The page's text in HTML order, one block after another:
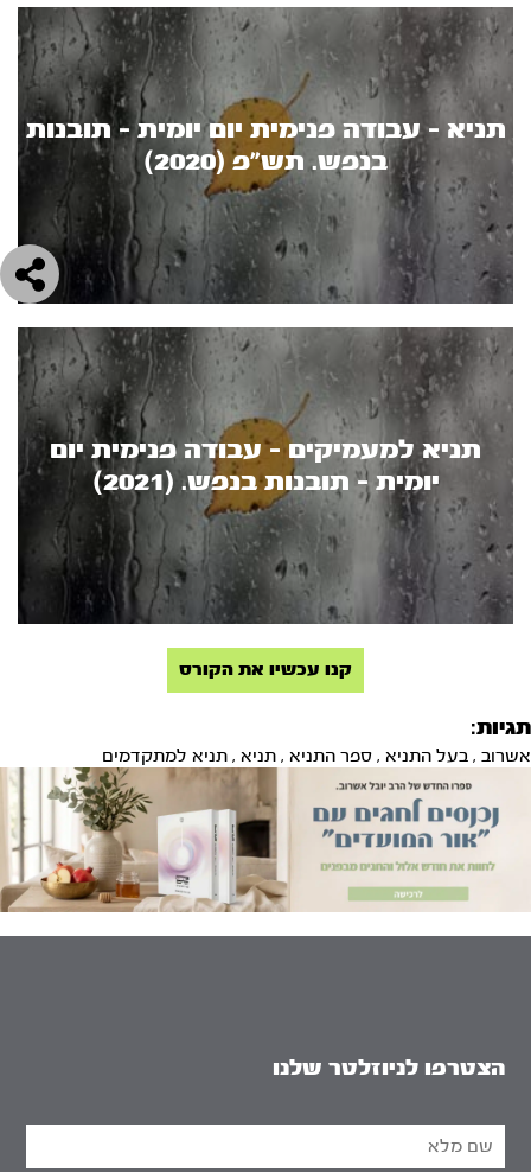
תניא - עבודה פנימית יום יומית - תובנות
בנפש. תש"פ (2020)
תניא למעמיקים - עבודה פנימית יום
יומית - תובנות בנפש. (2021)
קנו עכשיו את הקורס
תגיות:
אשרוב , בעל התניא , ספר התניא , תניא , תניא למתקדמים
הצטרפו לניוזלטר שלנו